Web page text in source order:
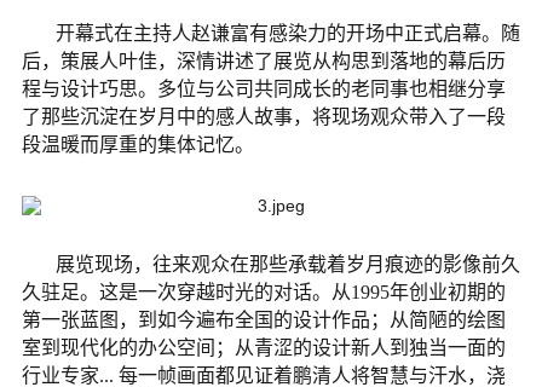
开幕式在主持人赵谦富有感染力的开场中正式启幕。随
后，策展人叶佳，深情讲述了展览从构思到落地的幕后历
程与设计巧思。多位与公司共同成长的老同事也相继分享
了那些沉淀在岁月中的感人故事，将现场观众带入了一段
段温暖而厚重的集体记忆。
展览现场，往来观众在那些承载着岁月痕迹的影像前久
久驻足。 这是一次穿越时光的对话。从1995年创业初期的
第一张蓝图，到如今遍布全国的设计作品；从简陋的绘图
室到现代化的办公空间；从青涩的设计新人到独当一面的
行业专家... 每一帧画面都见证着鹏清人将智慧与汗水，浇